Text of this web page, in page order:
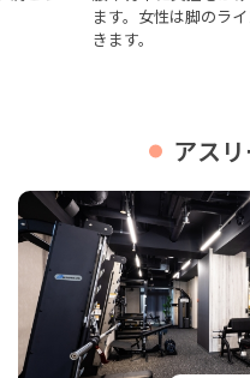
ます。女性は脚のラ
きます。
アス